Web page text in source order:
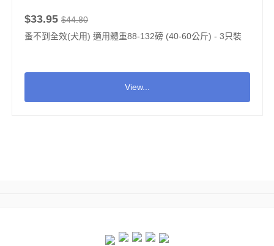
$33.95 $44.80
蚤不到全效(犬用) 適用體重88-132磅 (40-60公斤) - 3只裝
View...